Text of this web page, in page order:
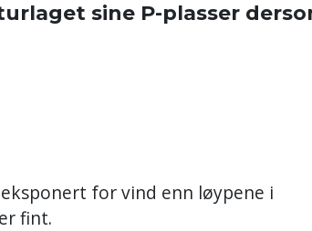
sine P-plasser
for vind enn løypene i
fint.